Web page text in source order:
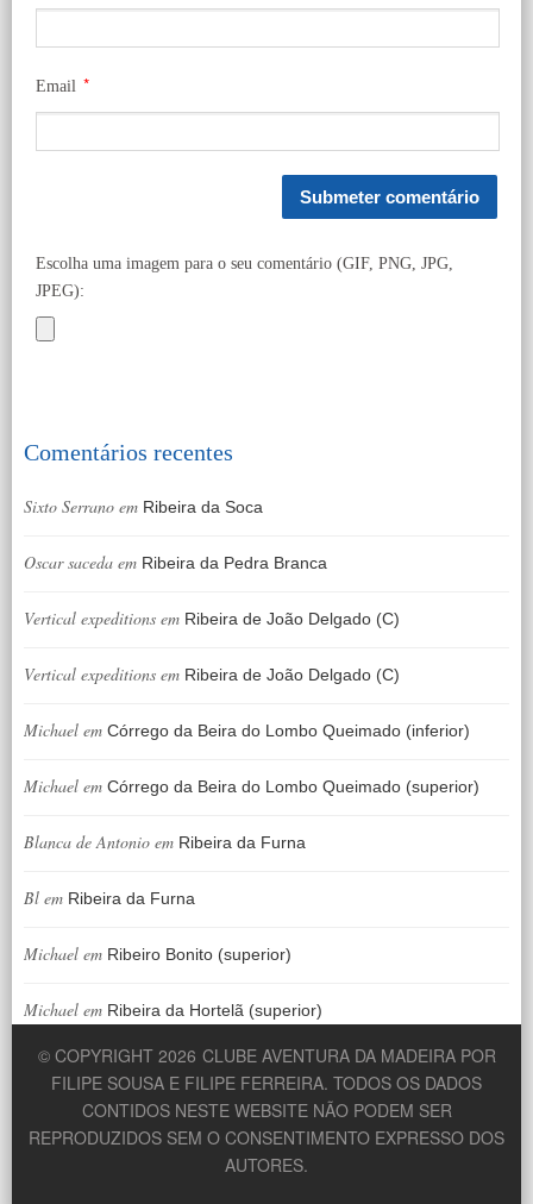
Email *
Escolha uma imagem para o seu comentário (GIF, PNG, JPG,
JPEG):
Comentários recentes
Sixto Serrano em Ribeira da Soca
Oscar saceda em Ribeira da Pedra Branca
Vertical expeditions em Ribeira de João Delgado (C)
Vertical expeditions em Ribeira de João Delgado (C)
Michael em Córrego da Beira do Lombo Queimado (inferior)
Michael em Córrego da Beira do Lombo Queimado (superior)
Blanca de Antonio em Ribeira da Furna
Bl em Ribeira da Furna
Michael em Ribeiro Bonito (superior)
Michael em Ribeira da Hortelã (superior)
© COPYRIGHT 2026 CLUBE AVENTURA DA MADEIRA POR
FILIPE SOUSA E FILIPE FERREIRA. TODOS OS DADOS
CONTIDOS NESTE WEBSITE NÃO PODEM SER
REPRODUZIDOS SEM O CONSENTIMENTO EXPRESSO DOS
AUTORES.